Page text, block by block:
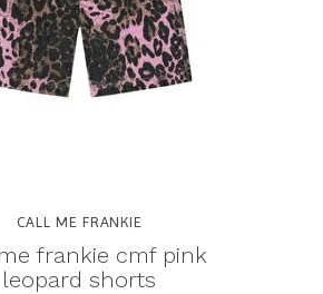
CALL ME FRANKIE
frankie cmf pink
leopard shorts